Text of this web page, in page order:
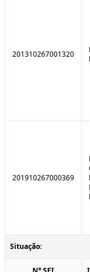
201310267001320
201910267000369
Situação: